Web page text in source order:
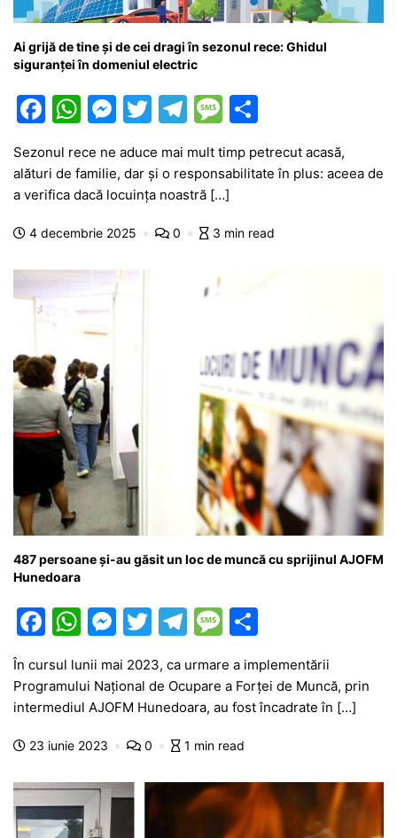
Ai grijă de tine și de cei dragi în sezonul rece: Ghidul
siguranței în domeniul electric
F
c
e
b
o
o
k
W
at
s
A
p
p
M
s
s
e
g
T
itt
er
T
e
gr
a
m
M
e
s
s
a
ta
a
z
Sezonul rece ne aduce mai mult timp petrecut acasă,
alături de familie, dar și o responsabilitate în plus: aceea de
a verifica dacă locuința noastră […]
4 decembrie 2025 0 3 min read
487 persoane şi-au găsit un loc de muncă cu sprijinul AJOFM
Hunedoara
F
c
e
b
o
k
W
h
at
s
A
p
M
e
s
s
e
g
T
itt
er
T
e
gr
a
M
s
s
a
g
e
ta
je
ă
În cursul lunii mai 2023, ca urmare a implementării
Programului Naţional de Ocupare a Forţei de Muncă, prin
intermediul AJOFM Hunedoara, au fost încadrate în […]
23 iunie 2023 0 1 min read